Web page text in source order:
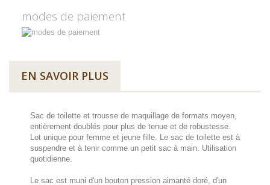
modes de paiement
EN SAVOIR PLUS
Sac de toilette et trousse de maquillage de formats moyen,
entièrement doublés pour plus de tenue et de robustesse.
Lot unique pour femme et jeune fille. Le sac de toilette est à
suspendre et à tenir comme un petit sac à main. Utilisation
quotidienne.
Le sac est muni d'un bouton pression aimanté doré, d'un